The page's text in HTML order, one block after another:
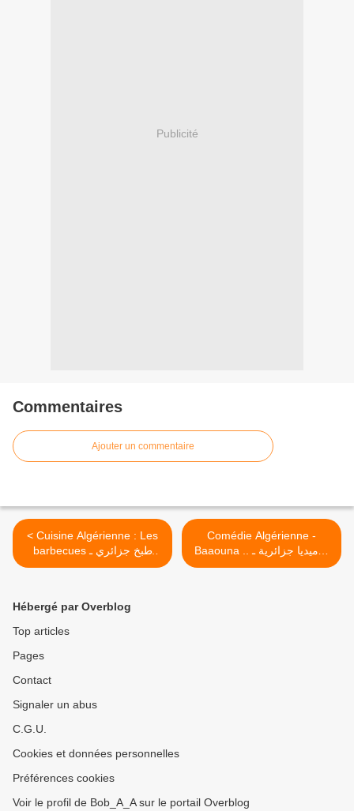
Publicité
Commentaires
Ajouter un commentaire
< Cuisine Algérienne : Les
barbecues طبخ جزائري ـ
مشاوي
Comédie Algérienne -
Baaouna .. كوميديا جزائرية ـ
باعونا >
Hébergé par Overblog
Top articles
Pages
Contact
Signaler un abus
C.G.U.
Cookies et données personnelles
Préférences cookies
Voir le profil de Bob_A_A sur le portail Overblog